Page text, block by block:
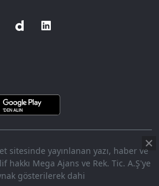
sitesinde yayınlanan yazı, haber ve
Mega Ajans ve Rek. Tic. A.Ş'ye
gösterilerek dahi